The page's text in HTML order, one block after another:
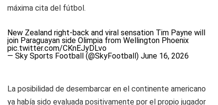
máxima cita del fútbol.
New Zealand right-back and viral sensation Tim Payne will
join Paraguayan side Olimpia from Wellington Phoenix
pic.twitter.com/CKnEJyDLvo
— Sky Sports Football (@SkyFootball) June 16, 2026
La posibilidad de desembarcar en el continente americano
ya había sido evaluada positivamente por el propio jugador